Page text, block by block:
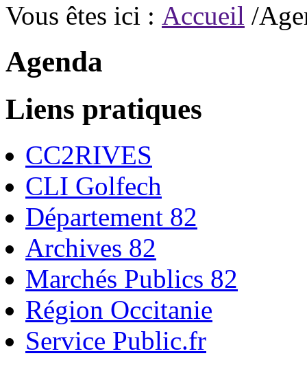
Vous êtes ici : Accueil /
Agenda
Liens pratiques
CC2RIVES
CLI Golfech
Département 82
Archives 82
Marchés Publics 82
Région Occitanie
Service Public.fr